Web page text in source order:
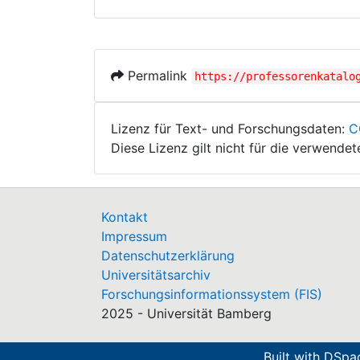
Permalink https://
Lizenz für Text- und Forschungsdaten:
Diese Lizenz gilt nicht für die
Kontakt
Impressum
Datenschutzerklärung
Universitätsarchiv
Forschungsinformationssystem (FIS)
2025 - Universität Bamberg